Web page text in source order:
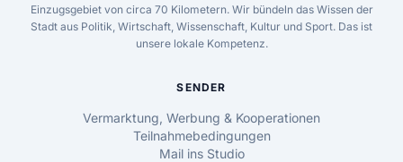
Einzugsgebiet von circa 70 Kilometern. Wir bündeln das Wissen der
Stadt aus Politik, Wirtschaft, Wissenschaft, Kultur und Sport. Das ist
unsere lokale Kompetenz.
SENDER
Vermarktung, Werbung & Kooperationen
Teilnahmebedingungen
Mail ins Studio